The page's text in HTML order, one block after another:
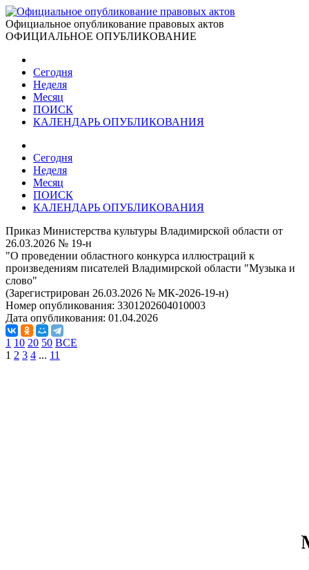
Официальное опубликование правовых актов
ОФИЦИАЛЬНОЕ ОПУБЛИКОВАНИЕ
Сегодня
Неделя
Месяц
ПОИСК
КАЛЕНДАРЬ ОПУБЛИКОВАНИЯ
Сегодня
Неделя
Месяц
ПОИСК
КАЛЕНДАРЬ ОПУБЛИКОВАНИЯ
Приказ Министерства культуры Владимирской области от
26.03.2026 № 19-н
"О проведении областного конкурса иллюстраций к
произведениям писателей Владимирской области "Музыка и
слово"
(Зарегистрирован 26.03.2026 № МК-2026-19-н)
Номер опубликования: 3301202604010003
Дата опубликования: 01.04.2026
1 10 20 50 ВСЕ
1 2 3 4 ... 11